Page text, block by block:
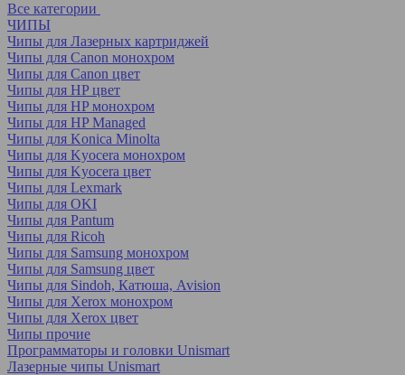
Все категории
ЧИПЫ
Чипы для Лазерных картриджей
Чипы для Canon монохром
Чипы для Canon цвет
Чипы для HP цвет
Чипы для HP монохром
Чипы для HP Managed
Чипы для Konica Minolta
Чипы для Kyocera монохром
Чипы для Kyocera цвет
Чипы для Lexmark
Чипы для OKI
Чипы для Pantum
Чипы для Ricoh
Чипы для Samsung монохром
Чипы для Samsung цвет
Чипы для Sindoh, Катюша, Avision
Чипы для Xerox монохром
Чипы для Xerox цвет
Чипы прочие
Программаторы и головки Unismart
Лазерные чипы Unismart